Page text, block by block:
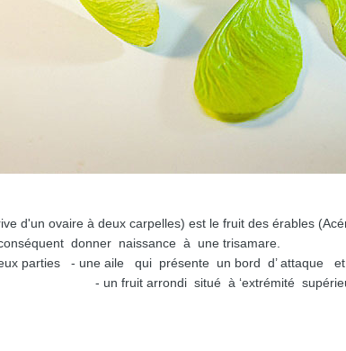
ovaire à deux carpelles) est le fruit des érables
donner naissance à une trisamare.
- une aile qui présente un bord d’ attaque et
supérieure de la samare